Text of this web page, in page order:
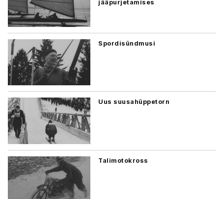
jääpurjetamises
Spordisündmusi
Uus suusahüppetorn
Talimotokross